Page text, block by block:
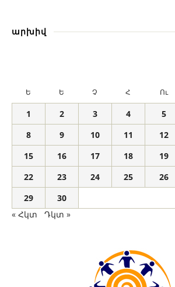
արխիվ
Ե Ե Չ Հ Ու
1 2 3 4 5
8
9 10 11 12
15
16 17 18 19
22
23 24 25 26
29
30
« Հկտ
Դկտ »